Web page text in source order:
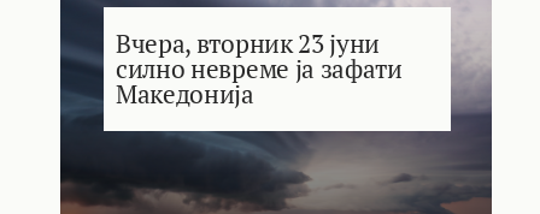
Вчера, вторник 23 јуни
силно невреме ја зафати
Македонија